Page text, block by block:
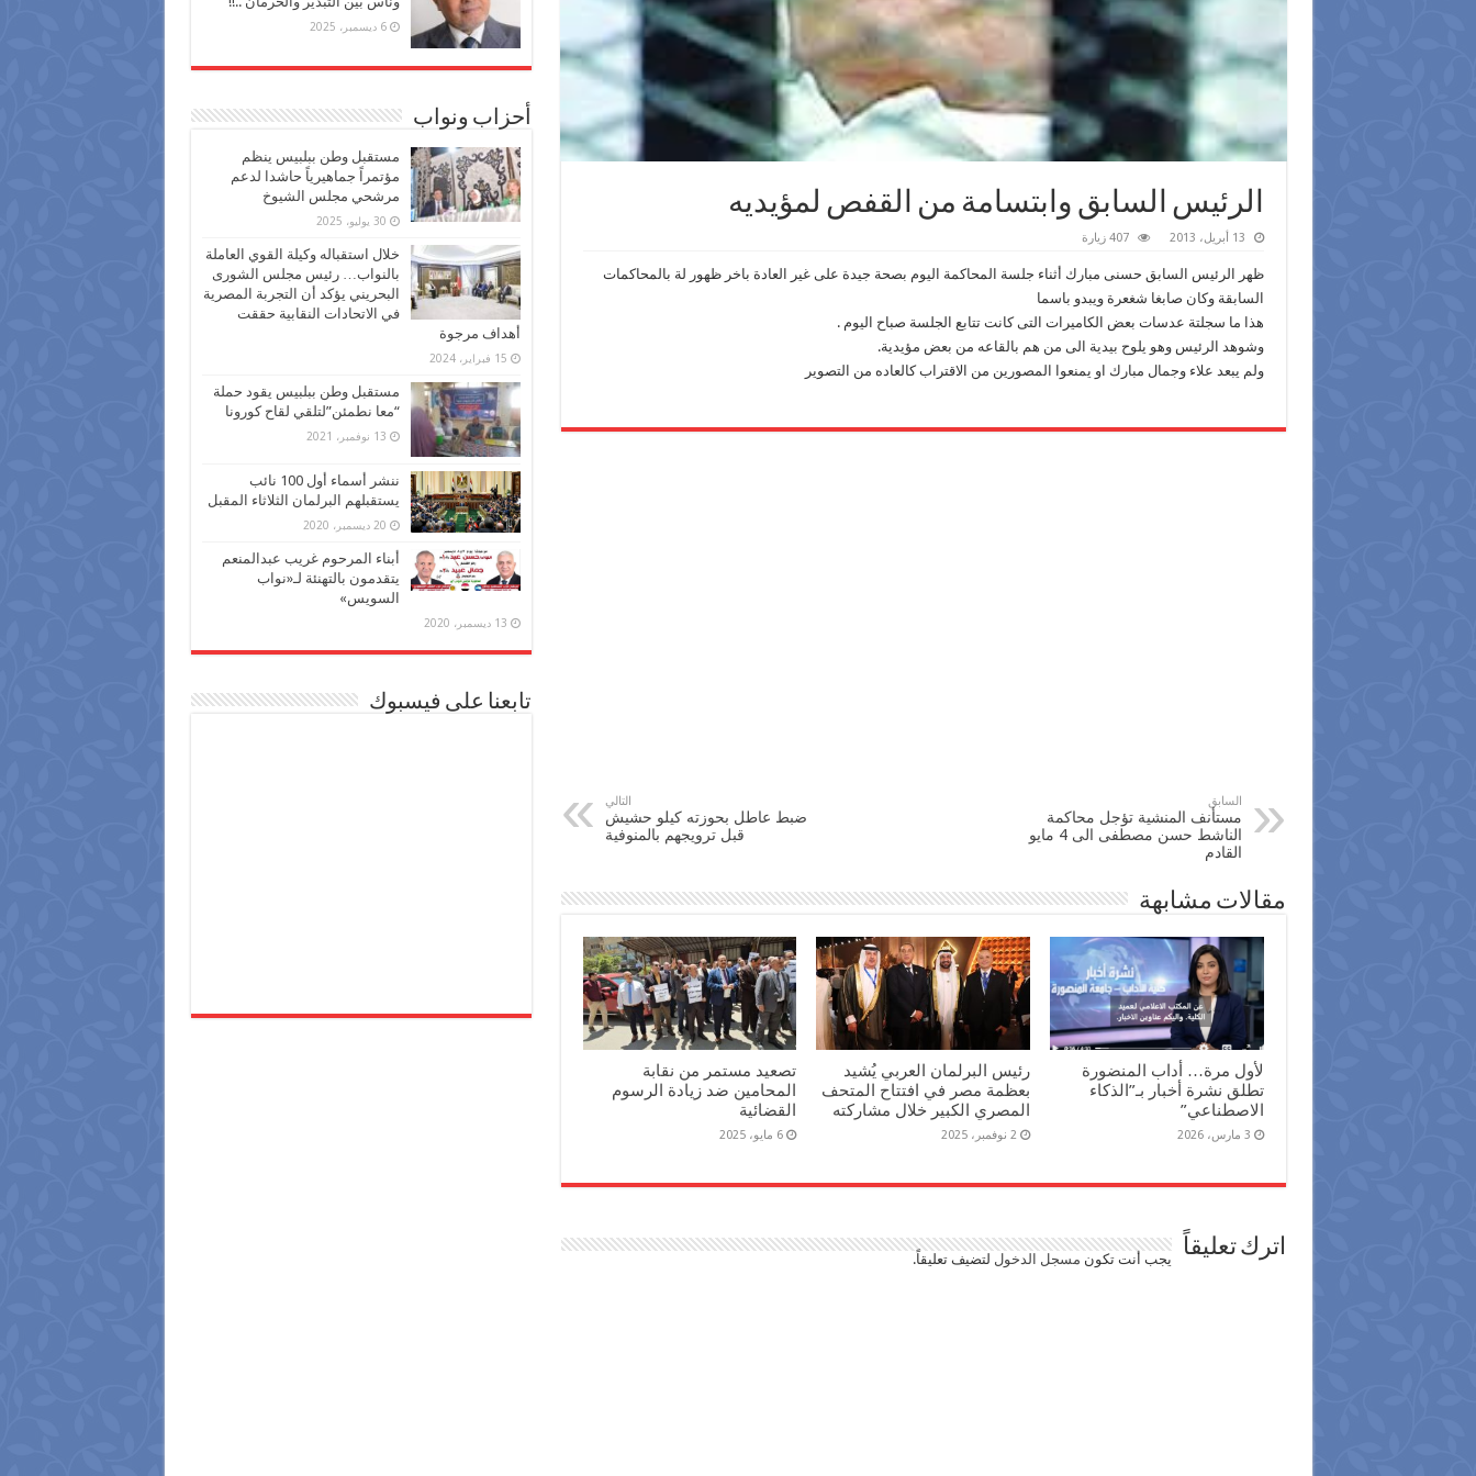
الرئيس السابق وابتسامة من القفص لمؤيديه
13 أبريل، 2013 407 زيارة
ظهر الرئيس السابق حسنى مبارك أثناء جلسة المحاكمة اليوم بصحة جيدة على غير العادة باخر ظهور لة بالمحاكمات
السابقة وكان صابغا شغعرة ويبدو باسما
هذا ما سجلتة عدسات بعض الكاميرات التى كانت تتابع الجلسة صباح اليوم .
وشوهد الرئيس وهو يلوح بيدية الى من هم بالقاعه من بعض مؤيدية.
ولم يبعد علاء وجمال مبارك او يمنعوا المصورين من الاقتراب كالعاده من التصوير
السابق
مستأنف المنشية تؤجل محاكمة
الناشط حسن مصطفى الى 4 مايو
القادم
التالي
ضبط عاطل بحوزته كيلو حشيش
قبل ترويجهم بالمنوفية
مقالات مشابهة
لأول مرة… أداب المنضورة
تطلق نشرة أخبار بـ”الذكاء
الاصطناعي”
3 مارس، 2026
رئيس البرلمان العربي يُشيد
بعظمة مصر في افتتاح المتحف
المصري الكبير خلال مشاركته
2 نوفمبر، 2025
تصعيد مستمر من نقابة
المحامين ضد زيادة الرسوم
القضائية
6 مايو، 2025
اترك تعليقاً يجب أنت تكون مسجل الدخول لتضيف تعليقاً.
6 ديسمبر، 2025
أحزاب ونواب
مستقبل وطن ببلبيس ينظم
مؤتمراً جماهيرياً حاشدا لدعم
مرشحي مجلس الشيوخ
30 يوليو، 2025
خلال استقباله وكيلة القوي العاملة
بالنواب… رئيس مجلس الشورى
البحريني يؤكد أن التجربة المصرية
في الاتحادات النقابية حققت
أهداف مرجوة
15 فبراير، 2024
مستقبل وطن ببلبيس يقود حملة
“معا نطمئن”لتلقي لقاح كورونا
13 نوفمبر، 2021
ننشر أسماء أول 100 نائب
يستقبلهم البرلمان الثلاثاء المقبل
20 ديسمبر، 2020
أبناء المرحوم غريب عبدالمنعم
يتقدمون بالتهنئة لـ«نواب
السويس»
13 ديسمبر، 2020
تابعنا على فيسبوك